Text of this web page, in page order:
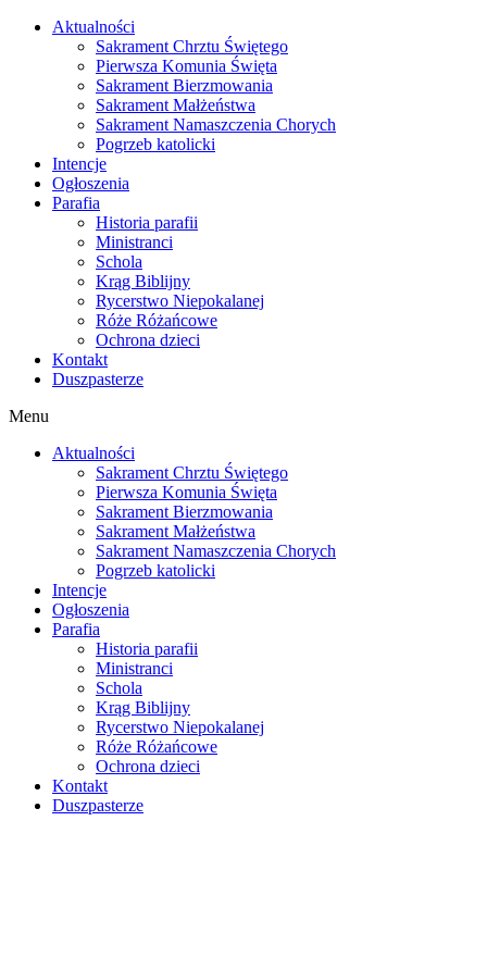
Skip
Aktualności
Sakrament Chrztu Świętego
Pierwsza Komunia Święta
Sakrament Bierzmowania
Sakrament Małżeństwa
Sakrament Namaszczenia Chorych
Pogrzeb katolicki
Intencje
Ogłoszenia
Parafia
Historia parafii
Ministranci
Schola
Krąg Biblijny
Rycerstwo Niepokalanej
Róże Różańcowe
Ochrona dzieci
Kontakt
Duszpasterze
Menu
Aktualności
Sakrament Chrztu Świętego
Pierwsza Komunia Święta
Sakrament Bierzmowania
Sakrament Małżeństwa
Sakrament Namaszczenia Chorych
Pogrzeb katolicki
Intencje
Ogłoszenia
Parafia
Historia parafii
Ministranci
Schola
Krąg Biblijny
Rycerstwo Niepokalanej
Róże Różańcowe
Ochrona dzieci
Kontakt
Duszpasterze